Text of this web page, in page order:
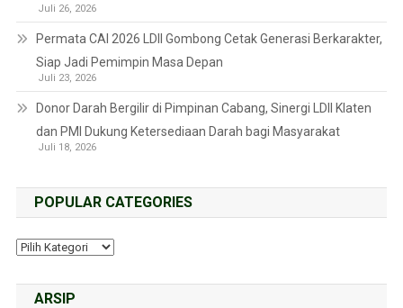
Juli 26, 2026
Permata CAI 2026 LDII Gombong Cetak Generasi Berkarakter,
Siap Jadi Pemimpin Masa Depan
Juli 23, 2026
Donor Darah Bergilir di Pimpinan Cabang, Sinergi LDII Klaten
dan PMI Dukung Ketersediaan Darah bagi Masyarakat
Juli 18, 2026
POPULAR CATEGORIES
ARSIP